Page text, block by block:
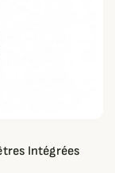
Intégrées